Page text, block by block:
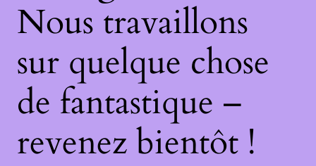
Nous travaillons
sur quelque chose
de fantastique –
revenez bientôt !